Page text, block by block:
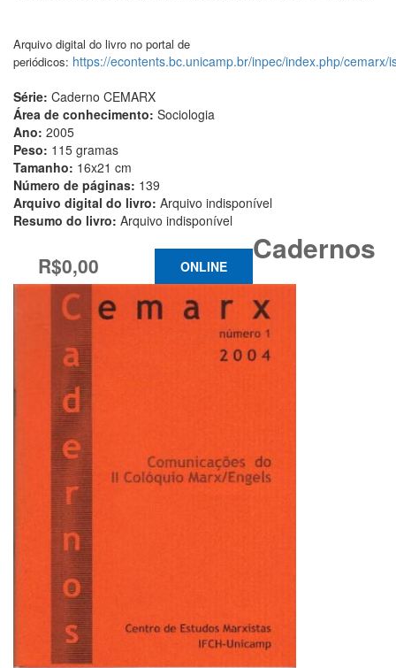
Arquivo digital do livro no portal de
periódicos: https://econtents.bc.unicamp.br/inpec/index.php/cemarx/
Série: Caderno CEMARX
Área de conhecimento: Sociologia
Ano: 2005
Peso: 115 gramas
Tamanho: 16x21 cm
Número de páginas: 139
Arquivo digital do livro: Arquivo indisponível
Resumo do livro: Arquivo indisponível
R$0,00 ONLINE Cadernos